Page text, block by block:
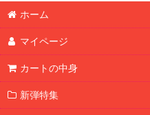
ホーム
マイページ
カートの中身
新弾特集